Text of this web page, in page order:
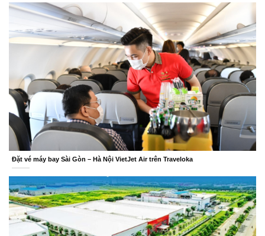
Đặt vé máy bay Sài Gòn – Hà Nội VietJet Air trên Traveloka